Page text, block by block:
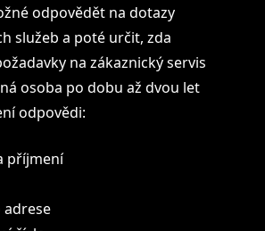
odpovědět na dotazy
služeb a poté určit, zda
na zákaznický servis
osoba po dobu až dvou let
odpovědi:
příjmení
adrese